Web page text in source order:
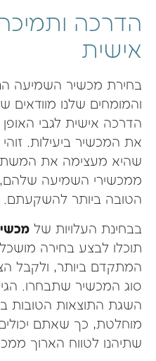
הדרכה
אישית
בחירת מכשיר השמיעה
והמומחים שלנו מוודאים
הדרכה אישית לגבי
את המכשיר ביעילות.
שהיא מעצימה את
ממכשירי השמיעה
הטובה ביותר להשקעתם.
בבחינת העלויות של
תוכלו לבצע בחירה
המתקדם ביותר, ולקבל
סוג המכשיר שתבחרו.
השגת התוצאות הטובות
מוחלטת, כך שאתם יכולים
שתיהנו לטווח הארוך